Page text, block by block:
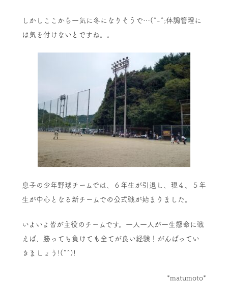
しかしここから一気に冬になりそうで…(^-^;体調管理に
は気を付けないとですね。。
息子の少年野球チームでは、６年生が引退し、現４、５年
生が中心となる新チームでの公式戦が始まりました。
いよいよ皆が主役のチームです。一人一人が一生懸命に戦
えば、勝っても負けても全てが良い経験！がんばってい
きましょう!(^^)!
*matumoto*